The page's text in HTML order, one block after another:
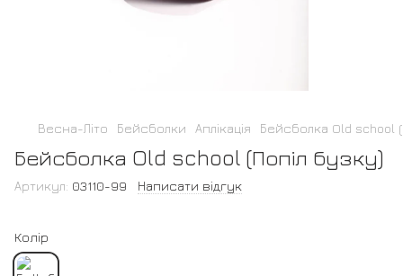
Весна-Літо Бейсболки Аплікація Бейсболка Old school
Бейсболка Old school (Попіл бузку)
Артикул: 03110-99 Написати відгук
Колір